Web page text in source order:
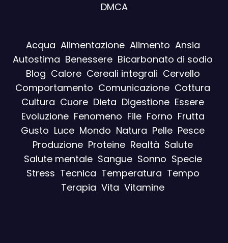
DMCA
Acqua Alimentazione Alimento Ansia
Autostima Benessere Bicarbonato di sodio
Blog Calore Cereali integrali Cervello
Comportamento Comunicazione Cottura
Cultura Cuore Dieta Digestione Essere
Evoluzione Fenomeno File Forno Frutta
Gusto Luce Mondo Natura Pelle Pesce
Produzione Proteine Realtà Salute
Salute mentale Sangue Sonno Specie
Stress Tecnica Temperatura Tempo
Terapia Vita Vitamine